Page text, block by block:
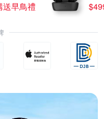
送早鳥禮